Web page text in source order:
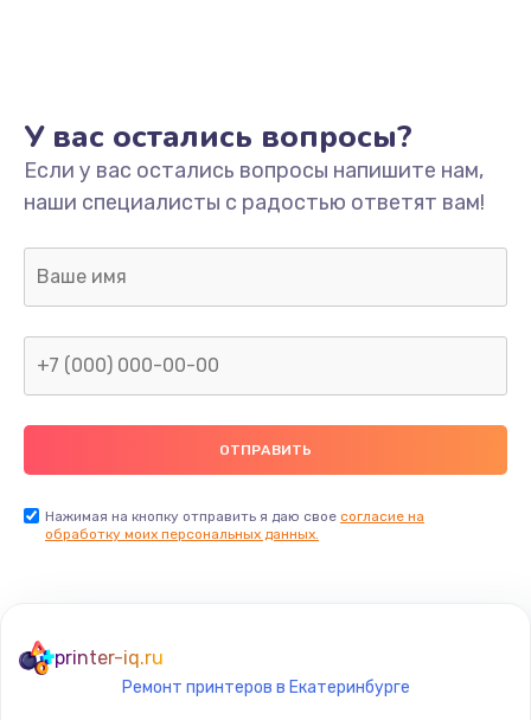
У вас остались вопросы?
Если у вас остались вопросы напишите нам,
наши специалисты с радостью ответят вам!
Нажимая на кнопку отправить я даю свое согласие на
обработку моих персональных данных.
printer-iq.ru
Ремонт принтеров в Екатеринбурге